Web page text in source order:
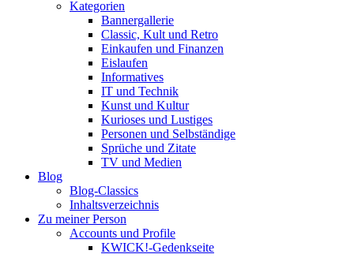
Kategorien
Bannergallerie
Classic, Kult und Retro
Einkaufen und Finanzen
Eislaufen
Informatives
IT und Technik
Kunst und Kultur
Kurioses und Lustiges
Personen und Selbständige
Sprüche und Zitate
TV und Medien
Blog
Blog-Classics
Inhaltsverzeichnis
Zu meiner Person
Accounts und Profile
KWICK!-Gedenkseite